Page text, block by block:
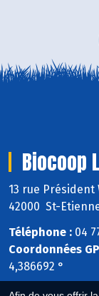
Biocoop
13 rue Président
42000 St-
Téléphone : 04
Coordonnées
4,386692 °